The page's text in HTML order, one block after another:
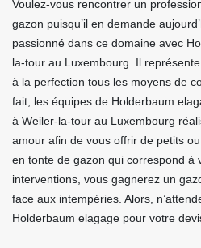
Voulez-vous rencontrer un
gazon puisqu’il en demande
passionné dans ce domaine avec
la-tour au Luxembourg. Il
à la perfection tous les moyens de
fait, les équipes de Holderbaum
à Weiler-la-tour au Luxembourg
amour afin de vous offrir de petits
en tonte de gazon qui correspond à
interventions, vous gagnerez un
face aux intempéries. Alors,
Holderbaum elagage pour votre